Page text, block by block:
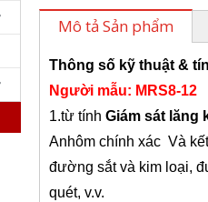
Mô tả Sản phẩm
Thông số kỹ thuật &
Người mẫu: MRS8-12
1.từ tính Giám sát lăng
Anhôm chính xác Và
đường sắt và kim loại,
quét, v.v.